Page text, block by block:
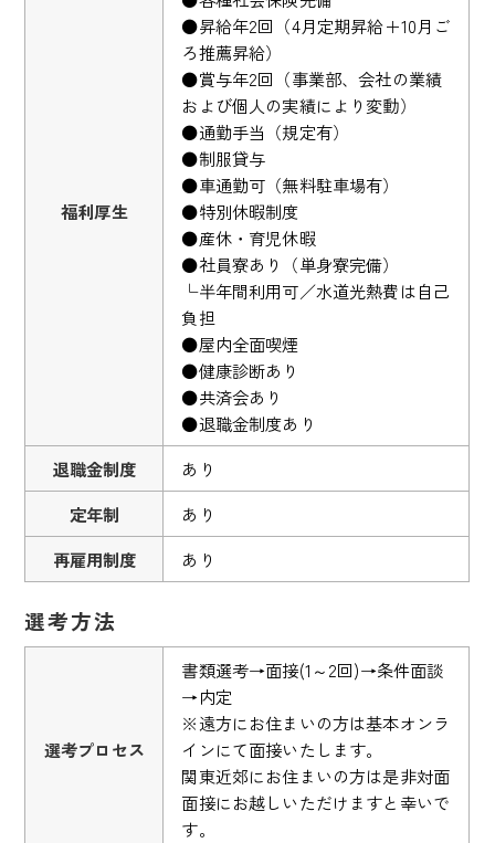
福利厚生
●昇給年2回（4月定期昇給＋10月ご
ろ推薦昇給）
●賞与年2回（事業部、会社の業績
および個人の実績により変動）
●通勤手当（規定有）
●制服貸与
●車通勤可（無料駐車場有）
●特別休暇制度
●産休・育児休暇
●社員寮あり（単身寮完備）
└半年間利用可／水道光熱費は自己
負担
●屋内全面喫煙
●健康診断あり
●共済会あり
●退職金制度あり
退職金制度
あり
定年制
あり
再雇用制度
あり
選考方法
選考プロセス
書類選考→面接(1～2回)→条件面談
→内定
※遠方にお住まいの方は基本オンラ
インにて面接いたします。
関東近郊にお住まいの方は是非対面
面接にお越しいただけますと幸いで
す。